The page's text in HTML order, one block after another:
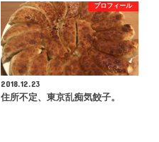
プロフィール
2018.12.23
住所不定、東京乱痴気餃子。